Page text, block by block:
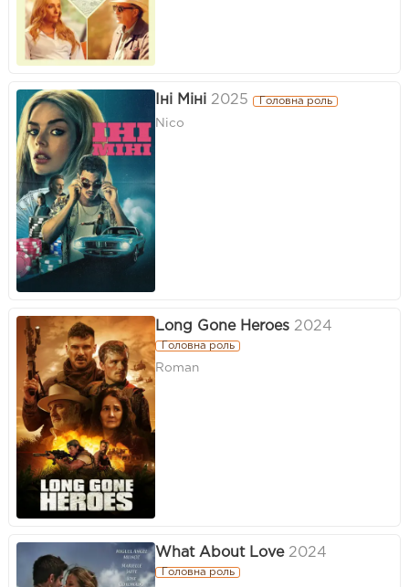
Іні Міні 2025 Головна роль
Nico
Long Gone Heroes 2024
Головна роль
Roman
What About Love 2024
Головна роль